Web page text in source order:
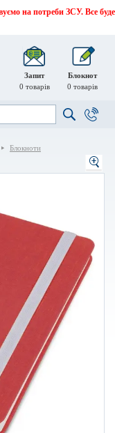
на потреби ЗСУ. Все буде
Запит
0 товарів
Блокнот
0 товарів
Блокноти